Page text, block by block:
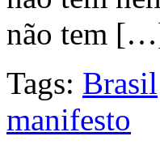
não tem
Tags: Brasil
manifesto